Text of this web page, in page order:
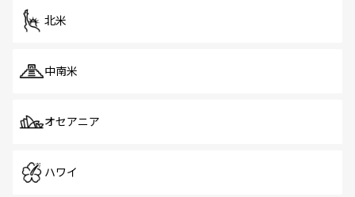
北米
中南米
オセアニア
ハワイ